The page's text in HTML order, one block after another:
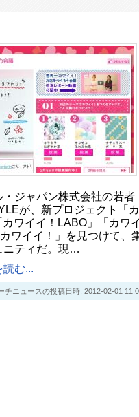
ジャパン株式会社の若者
が、新プロジェクト「カ
ワイイ！LABO」「カワ
ワイイ！」を見つけて、
ニティだ。現…
む...
ニュースの投稿日時: 2012-02-01